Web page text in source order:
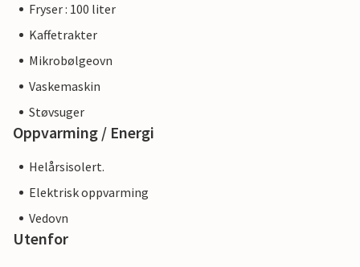
Fryser : 100 liter
Kaffetrakter
Mikrobølgeovn
Vaskemaskin
Støvsuger
Oppvarming / Energi
Helårsisolert.
Elektrisk oppvarming
Vedovn
Utenfor